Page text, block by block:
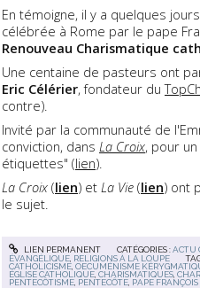
En témoigne, il y a quelques
célébrée à Rome par le pape
Renouveau Charismatique
Une centaine de pasteurs ont
Eric Célérier, fondateur du
contre).
Invité par la communauté de
conviction, dans La Croix, pour
étiquettes" (lien).
La Croix (lien) et La Vie (lien) ont
le sujet.
LIEN PERMANENT CATÉGORIES :ACTU
ÉVANGÉLIQUE RELIGIONS À LA LOUPE
CATHOLICISME ,OECUMÉNISME
ÉGLISE CATHOLIQUE ,CHARISMATIQUES ,
PENTECÔTISME PENTECÔTE PAPE FRANÇOIS